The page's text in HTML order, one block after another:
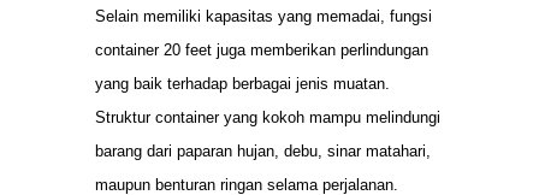
Selain memiliki kapasitas yang memadai, fungsi
container 20 feet juga memberikan perlindungan
yang baik terhadap berbagai jenis muatan.
Struktur container yang kokoh mampu melindungi
barang dari paparan hujan, debu, sinar matahari,
maupun benturan ringan selama perjalanan.